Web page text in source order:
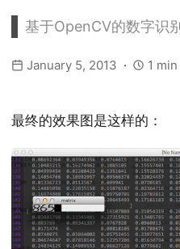
基于OpenCV的数字识
January 5, 2013 1 min
最终的效果图是这样的：